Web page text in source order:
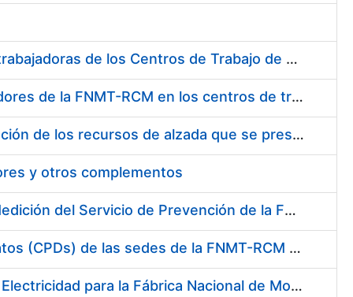
Suministro de Protectores Auditivos a medida para las personas trabajadoras de los Centros de Trabajo de Madrid y Burgos
Suministro de gafas graduadas antiproyecciones para los trabajadores de la FNMT-RCM en los centros de trabajo de Madrid y Burgos
Servicios de una empresa externa para el asesoramiento y resolución de los recursos de alzada que se presentan relacionados con procesos de selección para la FNMT-RCM
y otros complementos
Servicio de Calibración y Verificación Externa de los Equipos de Medición del Servicio de Prevención de la FNMT-RCM
Conexión mediante Fibra Óptica de los Centros de Proceso de Datos (CPDs) de las sedes de la FNMT-RCM de Burgos y Madrid
Contratación de acuerdo marco para el Suministro de Material de Electricidad para la Fábrica Nacional de Moneda y Timbre-Real Casa de la Moneda en su centro de trabajo de Burgos